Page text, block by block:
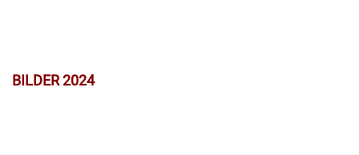
BILDER 2024